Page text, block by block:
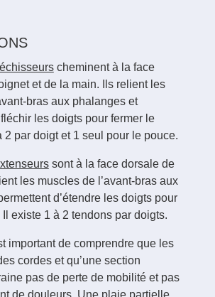
cheminent à la face
et de la main. Ils relient les
bras aux phalanges et
les doigts pour fermer le
2 par doigt et 1 seul pour le pouce.
sont à la face dorsale de
les muscles de l’avant-bras aux
d’étendre les doigts pour
existe 1 à 2 tendons par doigts.
important de comprendre que les
cordes et qu’une section
pas de perte de mobilité et pas